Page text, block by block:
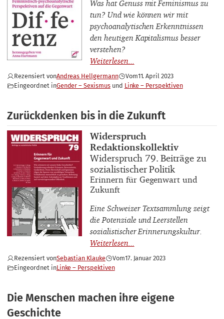
Was hat Genuss mit Feminismus zu
tun? Und wie können wir mit
psychoanalytischen Erkenntnissen
den heutigen Kapitalismus besser
verstehen?
Rezensiert vonAndreas Hellgermann Vom11. April 2023
Eingeordnet inGender – Sexismus Linke – Perspektiven
Zurückdenken bis in die Zukunft
Buchautor_innen
Widerspruch
Redaktionskollektiv
Buchtitel
Widerspruch 79. Beiträge zu
sozialistischer Politik
Buchuntertitel
Erinnern für Gegenwart und
Zukunft
Eine Schweizer Textsammlung zeigt
die Potenziale und Leerstellen
sozialistischer Erinnerungskultur.
Rezensiert vonSebastian Klauke Vom17. Januar 2023
Eingeordnet inLinke – Perspektiven
Die Menschen machen ihre eigene
Geschichte